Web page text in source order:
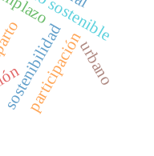
sostenibilidad
participaciónurbano